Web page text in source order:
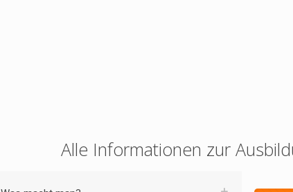
Alle Informationen zur